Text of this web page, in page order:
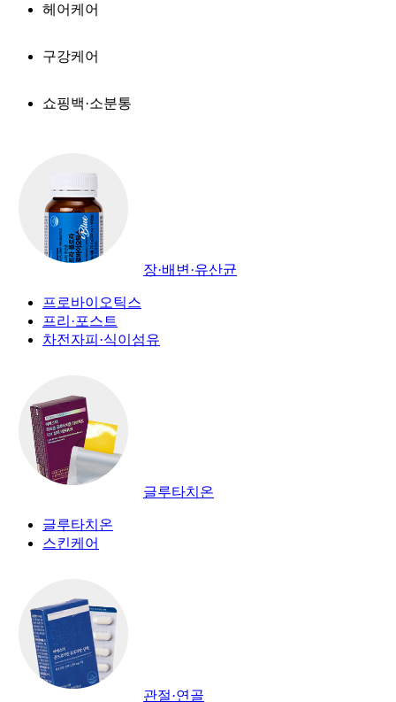
헤어케어
구강케어
쇼핑백·소분통
장·배변·유산균
프로바이오틱스
프리·포스트
차전자피·식이섬유
글루타치온
글루타치온
스킨케어
관절·연골